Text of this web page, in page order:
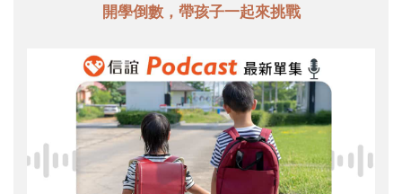
開學倒數，帶孩子一起來挑戰